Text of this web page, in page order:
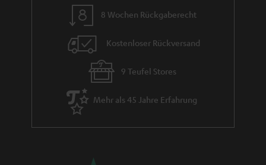
8 Wochen Rückgaberecht
Kostenloser Rückversand
9 Teufel Stores
Mehr als 45 Jahre Erfahrung